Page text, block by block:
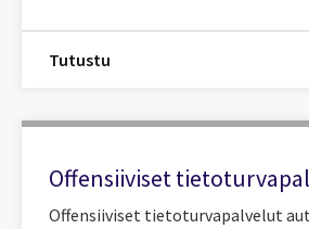
Tutustu
Offensiiviset
Offensiiviset tietoturvapalvelut